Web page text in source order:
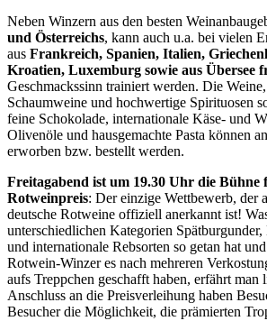
Neben Winzern aus den besten
und Österreichs, kann auch u.a. bei vielen
aus Frankreich, Spanien, Italien,
Kroatien, Luxemburg sowie aus Übersee
Geschmackssinn trainiert werden. Die
Schaumweine und hochwertige Spirituosen
feine Schokolade, internationale Käse- und
Olivenöle und hausgemachte Pasta können
erworben bzw. bestellt werden.
Freitagabend ist um 19.30 Uhr die
Rotweinpreis: Der einzige Wettbewerb, der
deutsche Rotweine offiziell anerkannt ist!
unterschiedlichen Kategorien
und internationale Rebsorten so getan hat
Rotwein-Winzer es nach mehreren
aufs Treppchen geschafft haben, erfährt
Anschluss an die Preisverleihung haben
Besucher die Möglichkeit, die prämierten